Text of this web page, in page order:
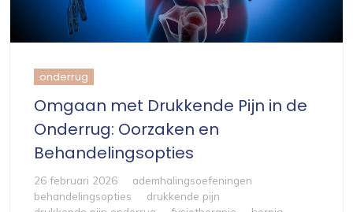
onderrug
Omgaan met Drukkende Pijn in de
Onderrug: Oorzaken en
Behandelingsopties
26 februari 2026
ademhalingsoefeningen
behandelingsopties
drukkende pijn